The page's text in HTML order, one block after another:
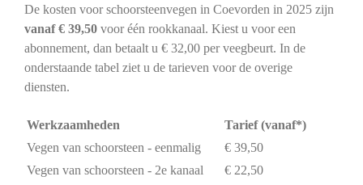
De kosten voor schoorsteenvegen in Coevorden in 2025 zijn
vanaf € 39,50voor één rookkanaal. Kiest u voor een
abonnement, dan betaalt u € 32,00 per veegbeurt. In de
onderstaande tabel ziet u de tarieven voor de overige
diensten.
Werkzaamheden
Tarief (vanaf*)
Vegen van schoorsteen - eenmalig
€ 39,50
Vegen van schoorsteen - 2e kanaal
€ 22,50